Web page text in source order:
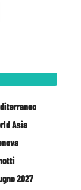
Asia
2027